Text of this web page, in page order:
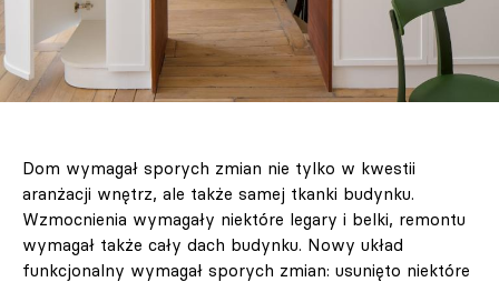
Dom wymagał sporych zmian nie tylko w kwestii
aranżacji wnętrz, ale także samej tkanki budynku.
Wzmocnienia wymagały niektóre legary i belki, remontu
wymagał także cały dach budynku. Nowy układ
funkcjonalny wymagał sporych zmian: usunięto niektóre